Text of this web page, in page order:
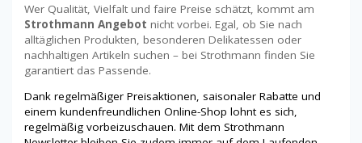
Wer Qualität, Vielfalt und faire Preise schätzt, kommt am
Strothmann Angebot nicht vorbei. Egal, ob Sie nach
alltäglichen Produkten, besonderen Delikatessen oder
nachhaltigen Artikeln suchen – bei Strothmann finden Sie
garantiert das Passende.
Dank regelmäßiger Preisaktionen, saisonaler Rabatte und
einem kundenfreundlichen Online-Shop lohnt es sich,
regelmäßig vorbeizuschauen. Mit dem Strothmann